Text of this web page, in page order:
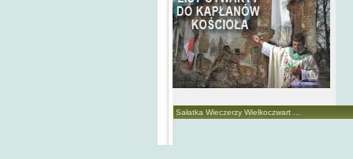
Sałatka Wieczerzy Wielkoczwart ...